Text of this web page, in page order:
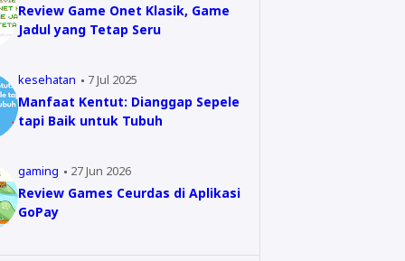
Review Game Onet Klasik, Game
Jadul yang Tetap Seru
kesehatan 7 Jul 2025
Manfaat Kentut: Dianggap Sepele
tapi Baik untuk Tubuh
gaming 27 Jun 2026
Review Games Ceurdas di Aplikasi
GoPay